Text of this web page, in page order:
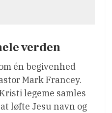
verden
én begivenhed
Mark Francey.
legeme samles
løfte Jesu navn og